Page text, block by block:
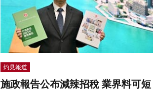
灼見報道
施政報告公布減辣招稅 業界料可短